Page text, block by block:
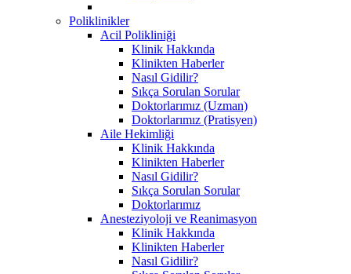
Poliklinikler
Acil Polikliniği
Klinik Hakkında
Klinikten Haberler
Nasıl Gidilir?
Sıkça Sorulan Sorular
Doktorlarımız (Uzman)
Doktorlarımız (Pratisyen)
Aile Hekimliği
Klinik Hakkında
Klinikten Haberler
Nasıl Gidilir?
Sıkça Sorulan Sorular
Doktorlarımız
Anesteziyoloji ve Reanimasyon
Klinik Hakkında
Klinikten Haberler
Nasıl Gidilir?